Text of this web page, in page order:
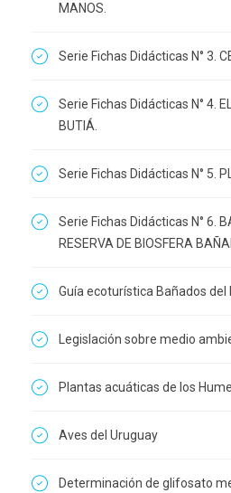
MANOS.
Serie Fichas Didácticas N° 3.
Serie Fichas Didácticas N° 4.
BUTIÁ.
Serie Fichas Didácticas N° 5.
Serie Fichas Didácticas N° 6.
RESERVA DE BIOSFERA
Guía ecoturística Bañados del
Legislación sobre medio
Plantas acuáticas de los
Aves del Uruguay
Determinación de glifosato